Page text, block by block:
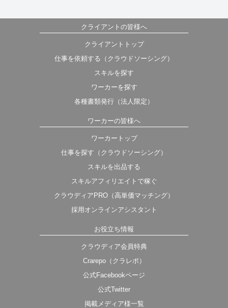
クライアントの皆様へ
クライアントトップ
仕事を依頼する（クラウドソーシング）
スキルを探す
ワーカーを探す
各種書類発行（法人限定）
ワーカーの皆様へ
ワーカートップ
仕事を探す（クラウドソーシング）
スキルを出品する
スキルアフィリエイトで稼ぐ
クラウディアPRO（高単価マッチング）
採用オンラインアシスタント
お役立ち情報
クラウディア会員特典
Crarepo（クラレポ）
公式Facebookページ
公式Twitter
掲載メディア様一覧